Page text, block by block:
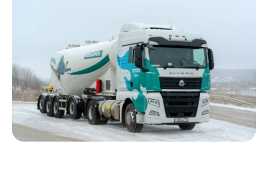
Политика в области закупок
В помощь поставщику
Технологии и тренды
Издание для клиентов
Аналитика цементной отрасли
Медиабанк
Пресса о нас
Контакты